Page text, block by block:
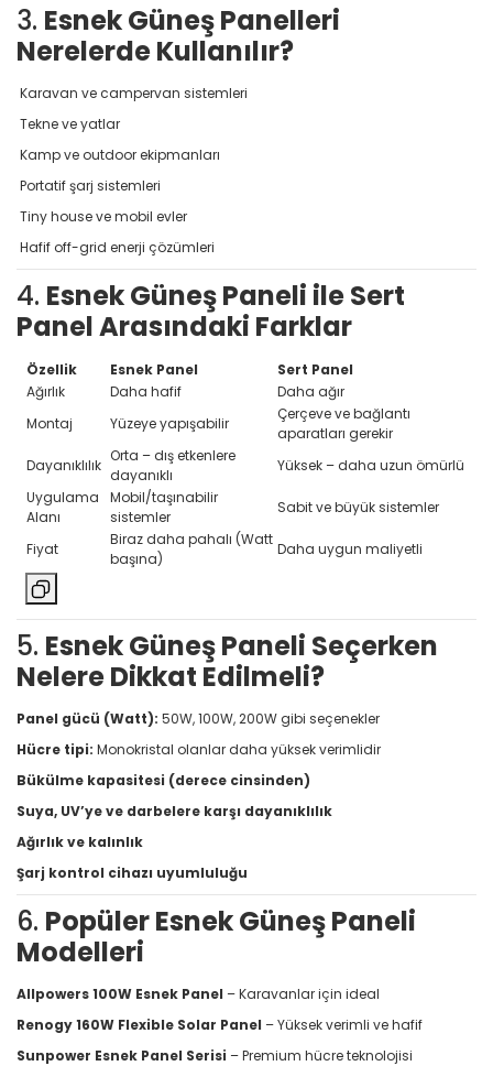
3. Esnek Güneş Panelleri
Nerelerde Kullanılır?
Karavan ve campervan sistemleri
Tekne ve yatlar
Kamp ve outdoor ekipmanları
Portatif şarj sistemleri
Tiny house ve mobil evler
Hafif off-grid enerji çözümleri
4. Esnek Güneş Paneli ile Sert
Panel Arasındaki Farklar
Özellik Esnek Panel
Sert Panel
Ağırlık
Daha hafif
Daha ağır
Montaj
Yüzeye yapışabilir
Çerçeve ve bağlantı
aparatları gerekir
Dayanıklılık
Orta – dış etkenlere
dayanıklı
Yüksek – daha uzun ömürlü
Uygulama
Alanı
Mobil/taşınabilir
sistemler
Sabit ve büyük sistemler
Fiyat
Biraz daha pahalı (Watt
başına)
Daha uygun maliyetli
5. Esnek Güneş Paneli Seçerken
Nelere Dikkat Edilmeli?
Panel gücü (Watt): 50W, 100W, 200W gibi seçenekler
Hücre tipi: Monokristal olanlar daha yüksek verimlidir
Bükülme kapasitesi (derece cinsinden)
Suya, UV’ye ve darbelere karşı dayanıklılık
Ağırlık ve kalınlık
Şarj kontrol cihazı uyumluluğu
6. Popüler Esnek Güneş Paneli
Modelleri
Allpowers 100W Esnek Panel – Karavanlar için ideal
Renogy 160W Flexible Solar Panel – Yüksek verimli ve hafif
Sunpower Esnek Panel Serisi – Premium hücre teknolojisi